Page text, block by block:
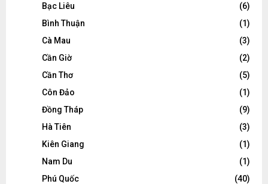
Bạc Liêu
(6)
Bình Thuận
(1)
Cà Mau
(3)
Cần Giờ
(2)
Cần Thơ
(5)
Côn Đảo
(1)
Đồng Tháp
(9)
Hà Tiên
(3)
Kiên Giang
(1)
Nam Du
(1)
Phú Quốc
(40)